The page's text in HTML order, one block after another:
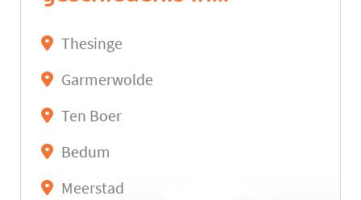
Thesinge
Garmerwolde
Ten Boer
Bedum
Meerstad